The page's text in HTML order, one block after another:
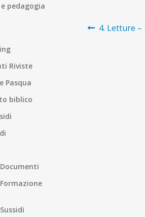
Articolo
4. Letture –
pedagogia
Riviste
Pasqua
biblico